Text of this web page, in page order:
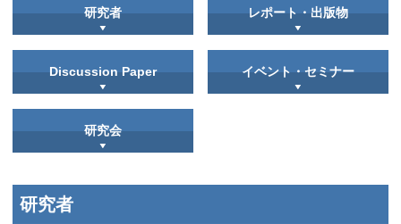
研究者 レポート・出版物
Discussion Paper イベント・セミナー
研究会
研究者